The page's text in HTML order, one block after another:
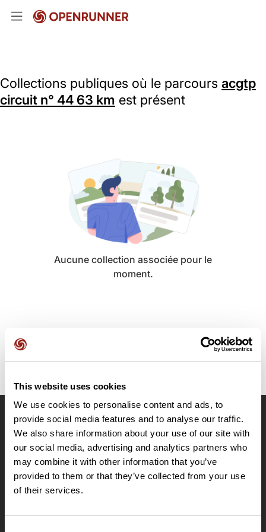
This website uses cookies
We use cookies to personalise content and ads, to
provide social media features and to analyse our traffic.
We also share information about your use of our site with
our social media, advertising and analytics partners who
may combine it with other information that you’ve
provided to them or that they’ve collected from your use
of their services.
Collections publiques où le parcours acgtp
circuit n° 44 63 km est présent
Aucune collection associée pour le
moment.
OpenRunner
Equipe
Carrières
À propos
Contact